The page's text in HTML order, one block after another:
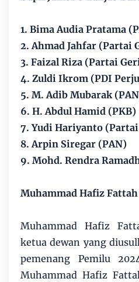
1. Bima Audia Pratama
2. Ahmad Jahfar (Partai
3. Faizal Riza (Partai
4. Zuldi Ikrom (PDI
5. M. Adib Mubarak
6. H. Abdul Hamid (PKB)
7. Yudi Hariyanto
8. Arpin Siregar (PAN)
9. Mohd. Rendra
Muhammad Hafiz
Muhammad Hafiz
ketua dewan yang
pemenang Pemilu
Muhammad Hafiz